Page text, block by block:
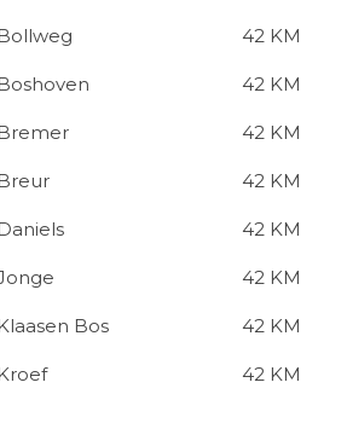
42 KM
42 KM
42 KM
42 KM
42 KM
42 KM
Bos 42 KM
42 KM